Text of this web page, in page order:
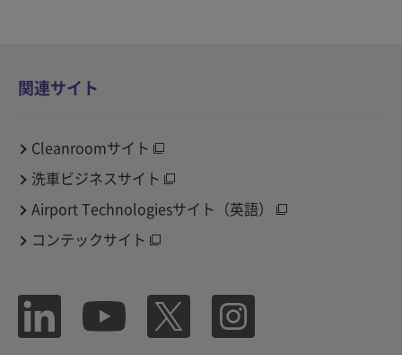
関連サイト
Cleanroomサイト
洗車ビジネスサイト
Airport Technologiesサイト（英語）
コンテックサイト